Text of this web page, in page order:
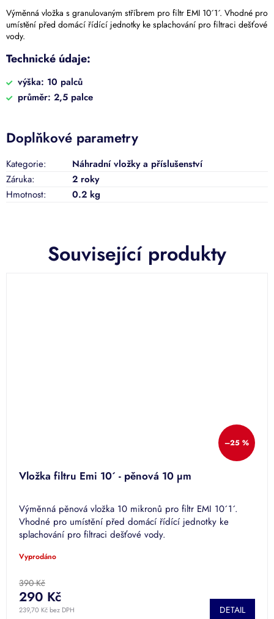
Související produkty
–25 %
Vložka filtru Emi 10´ - pěnová 10 µm
Výměnná pěnová vložka 10 mikronů pro filtr EMI 10´1´.
Vhodné pro umístění před domácí řídící jednotky ke
splachování pro filtraci dešťové vody.
Vyprodáno
390 Kč
239,70 Kč bez DPH
290 Kč
DETAIL
Výměnná vložka s granulovaným stříbrem pro filtr EMI 10´1´. Vhodné pro
umístění před domácí řídící jednotky ke splachování pro filtraci dešťové
vody.
Technické údaje:
výška: 10 palců
průměr: 2,5 palce
Doplňkové parametry
Kategorie:
Náhradní vložky a příslušenství
Záruka:
2 roky
Hmotnost: 0.2 kg